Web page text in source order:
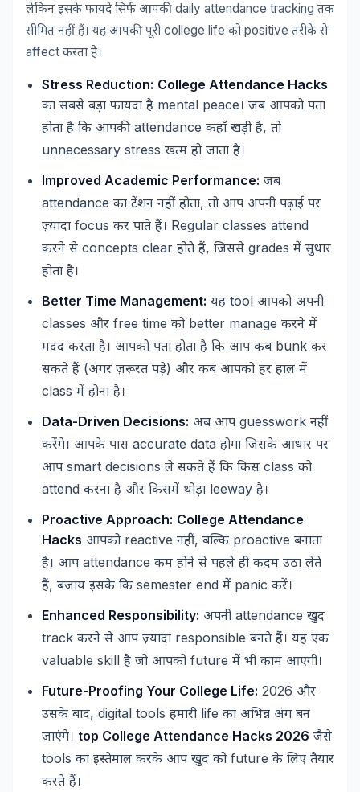
लेकिन इसके फायदे सिर्फ आपकी daily attendance tracking तक
सीमित नहीं हैं। यह आपकी पूरी college life को positive तरीके से
affect करता है।
Stress Reduction: College Attendance Hacks
का सबसे बड़ा फायदा है mental peace । जब आपको पता
होता है कि आपकीattendance कहाँ खड़ी है, तो
unnecessary stress खत्म हो जाता है।
Improved Academic Performance: जब
attendance का टेंशन नहीं होता, तो आप अपनी पढ़ाई पर
ज़्यादा focus कर पाते हैं। Regular classes attend
करने से concepts clear होते हैं, जिससे grades में सुधार
होता है।
Better Time Management: यह tool आपको अपनी
classes और free time को better manage करने में
मदद करता है। आपको पता होता है कि आप कब bunk कर
सकते हैं (अगर ज़रूरत पड़े) और कब आपको हर हाल में
class में होना है।
Data-Driven Decisions: अब आप guesswork नहीं
करेंगे। आपके पास accurate data होगा जिसके आधार पर
आप smart decisions ले सकते हैं कि किस class को
attend करना है और किसमें थोड़ा leeway है।
Proactive Approach: College Attendance
Hacks आपको reactive नहीं, बल्कि proactive बनाता
है। आप attendance कम होने से पहले ही कदम उठा लेते
हैं, बजाय इसके कि semester end में panic करें।
Enhanced Responsibility: अपनी attendance खुद
track करने से आप ज़्यादा responsible बनते हैं। यह एक
valuable skill है जो आपको future में भी काम आएगी।
Future-Proofing Your College Life: 2026 और
उसके बाद, digital tools हमारी life का अभिन्न अंग बन
जाएंगे। top College Attendance Hacks 2026 जैसे
tools का इस्तेमाल करके आप खुद को future के लिए तैयार
करते हैं।